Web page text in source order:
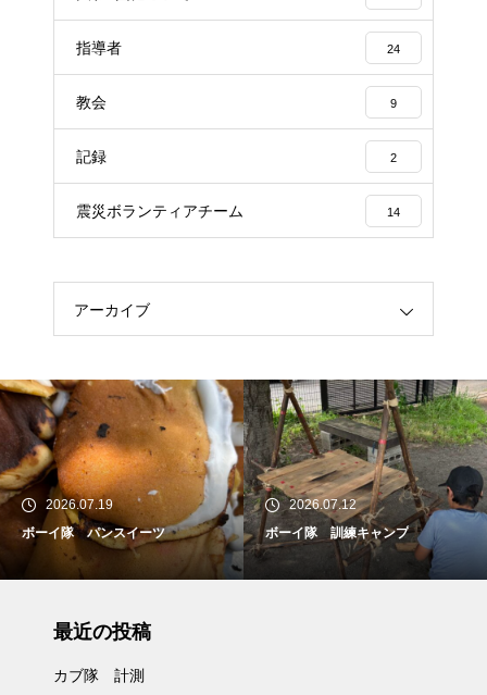
指導者 24
教会 9
記録 2
震災ボランティアチーム 14
アーカイブ
2026.07.19
ボーイ隊 パンスイーツ
2026.07.12
ボーイ隊 訓練キャンプ
最近の投稿
カブ隊 計測